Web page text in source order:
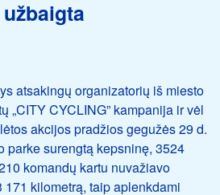
atsakingų organizatorių iš miesto
„CITY CYCLING” kampanija ir vėl
akcijos pradžios gegužės 29 d.
parke surengtą kepsninę, 3524
komandų kartu nuvažiavo
kilometrą, taip aplenkdami